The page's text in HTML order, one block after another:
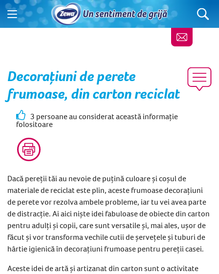
Decorațiuni de perete
frumoase, din carton reciclat
3 persoane au considerat această informație
folositoare
Dacă pereții tăi au nevoie de puțină culoare și coșul de
materiale de reciclat este plin, aceste frumoase decorațiuni
de perete vor rezolva ambele probleme, iar tu vei avea parte
de distracție. Ai aici niște idei fabuloase de obiecte din carton
pentru adulți și copii, care sunt versatile și, mai ales, ușor de
făcut și vor transforma vechile cutii de șervețele și tuburi de
hârtie igienică în decorațiuni frumoase pentru pereții casei.
Aceste idei de artă și artizanat din carton sunt o activitate